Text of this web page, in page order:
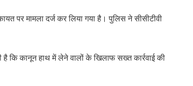
पर मामला दर्ज कर लिया गया है। पुलिस ने सीसीटीवी
है कि कानून हाथ में लेने वालों के खिलाफ सख्त कार्रवाई की